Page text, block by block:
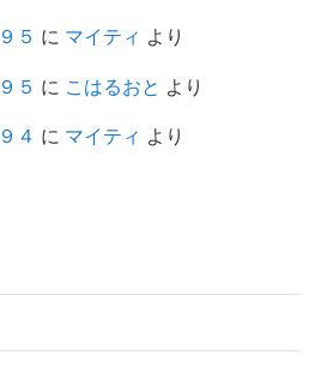
５ に マイティ より
５ に こはるおと より
４ に マイティ より